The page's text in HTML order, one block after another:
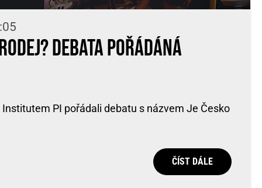
Debata pořádáná
PI pořádali debatu s názvem Je Česko
ČÍST DÁLE